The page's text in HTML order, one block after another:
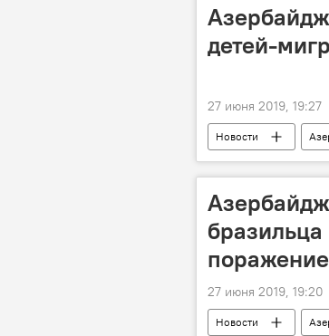
детей-
27 июня 2019, 19:27
Новости
поражение
27 июня 2019, 19:20
Новости